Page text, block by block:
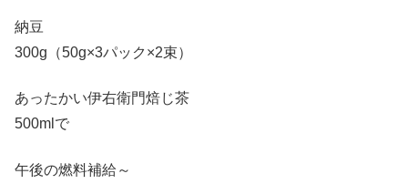
納豆
300g（50g×3パック×2束）
あったかい伊右衛門焙じ茶
500mlで
午後の燃料補給～